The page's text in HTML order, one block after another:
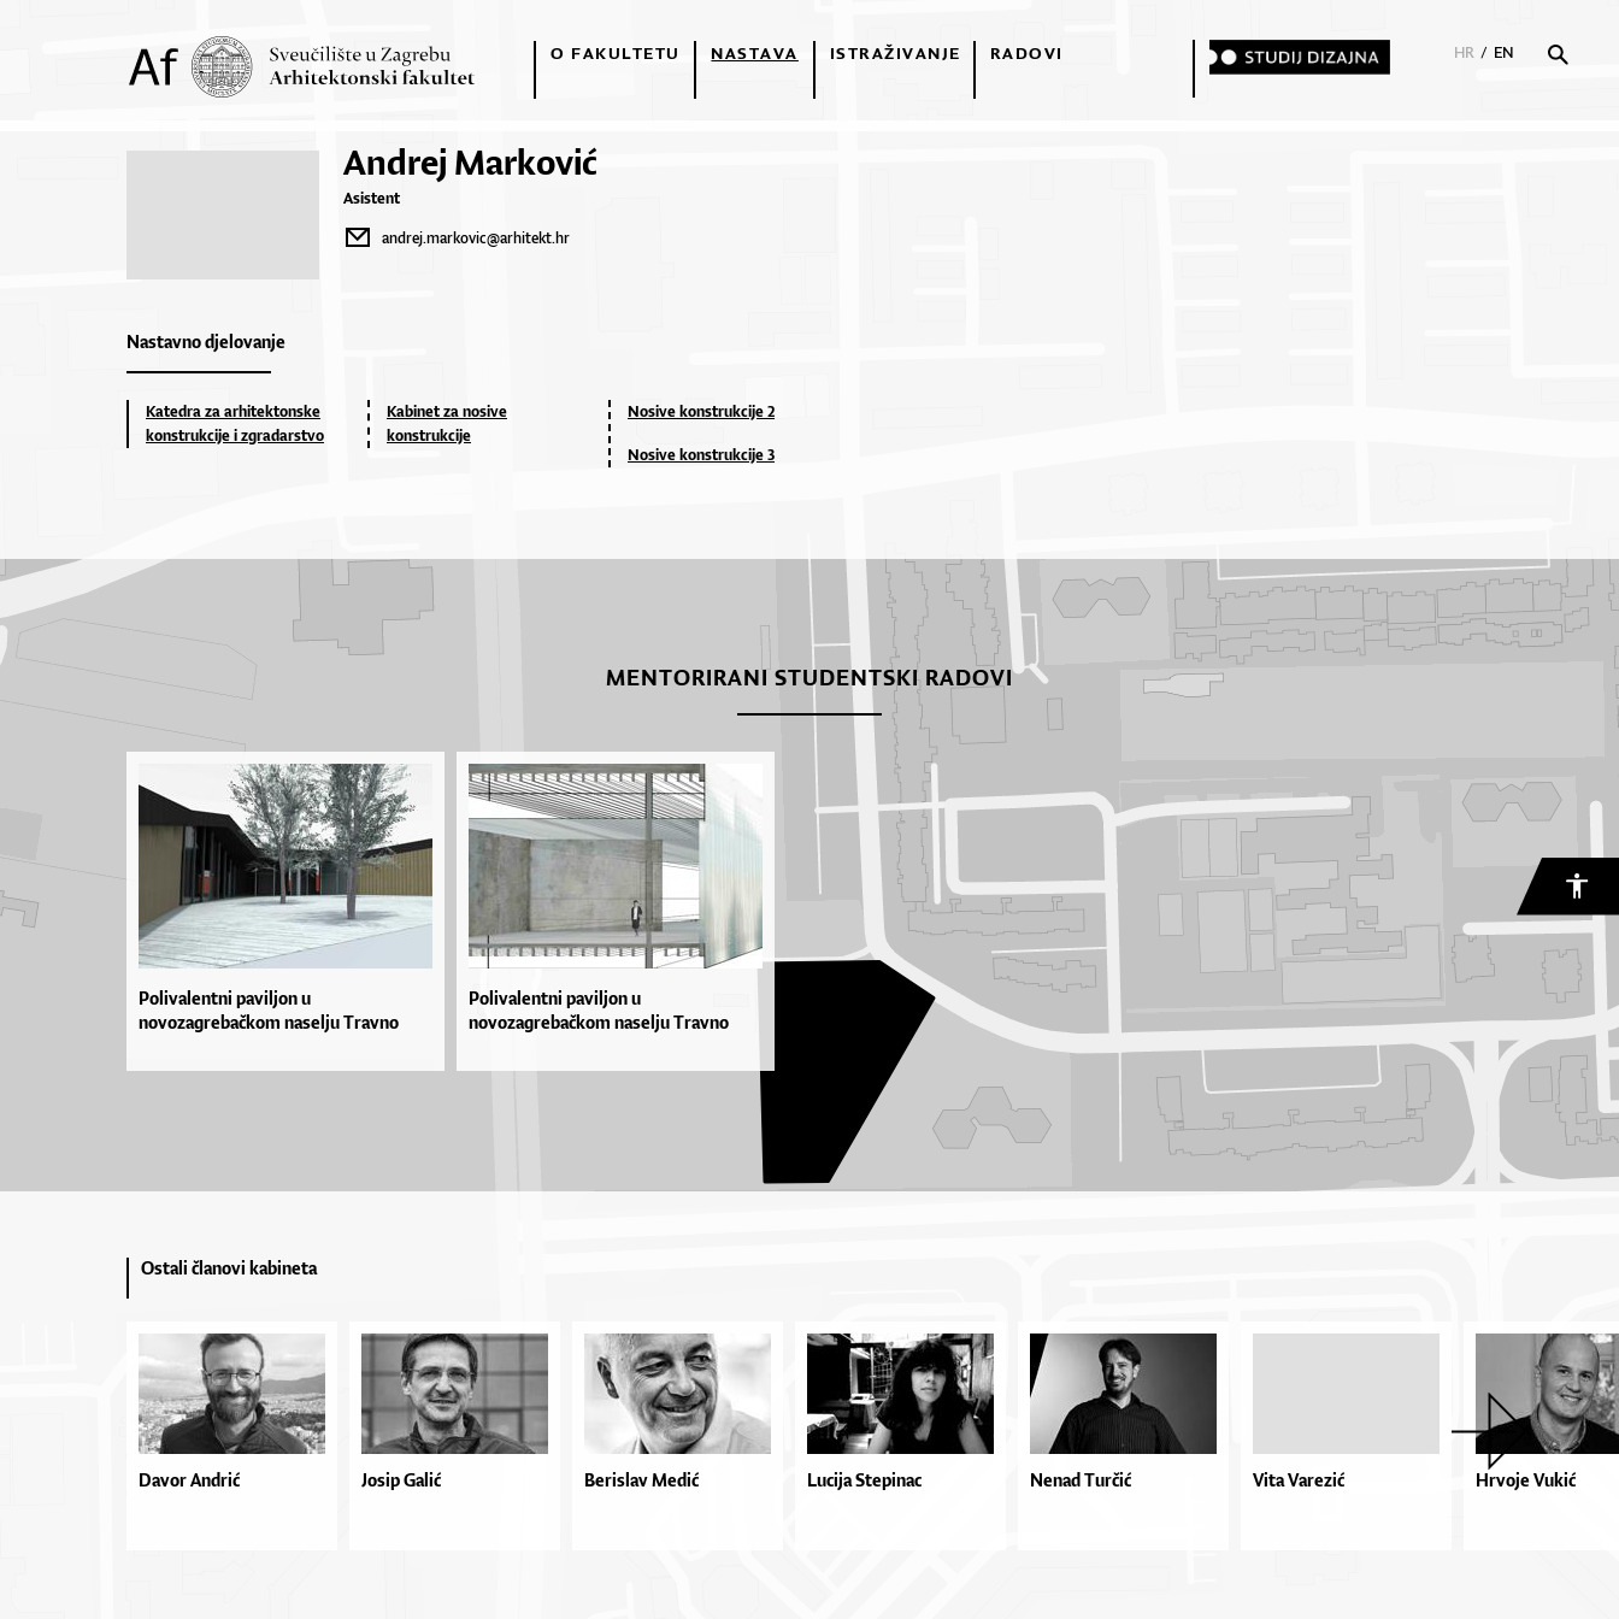
O FAKULTETU NASTAVA ISTRAŽIVANJE RADOVI HR / EN
Andrej Marković
Asistent
andrej.markovic@arhitekt.hr
Nastavno djelovanje
Katedra za arhitektonske
konstrukcije i zgradarstvo
Kabinet za nosive
konstrukcije
Nosive konstrukcije 2
Nosive konstrukcije 3
MENTORIRANI STUDENTSKI RADOVI
Polivalentni paviljon u
novozagrebačkom naselju Travno
Polivalentni paviljon u
novozagrebačkom naselju Travno
Ostali članovi kabineta
Davor Andrić Josip Galić Berislav Medić Lucija Stepinac Nenad Turčić Vita Varezić Hrvoje Vukić